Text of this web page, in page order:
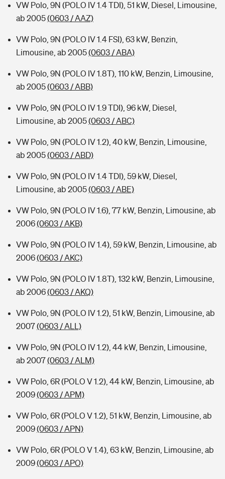
VW Polo, 9N (POLO IV 1.4 TDI), 51 kW, Diesel, Limousine,
ab 2005(0603 / AAZ)
VW Polo, 9N (POLO IV 1.4 FSI), 63 kW, Benzin,
Limousine, ab 2005(0603 / ABA)
VW Polo, 9N (POLO IV 1.8T), 110 kW, Benzin, Limousine,
ab 2005(0603 / ABB)
VW Polo, 9N (POLO IV 1.9 TDI), 96 kW, Diesel,
Limousine, ab 2005(0603 / ABC)
VW Polo, 9N (POLO IV 1.2), 40 kW, Benzin, Limousine,
ab 2005(0603 / ABD)
VW Polo, 9N (POLO IV 1.4 TDI), 59 kW, Diesel,
Limousine, ab 2005(0603 / ABE)
VW Polo, 9N (POLO IV 1.6), 77 kW, Benzin, Limousine, ab
2006(0603 / AKB)
VW Polo, 9N (POLO IV 1.4), 59 kW, Benzin, Limousine, ab
2006(0603 / AKC)
VW Polo, 9N (POLO IV 1.8T), 132 kW, Benzin, Limousine,
ab 2006(0603 / AKQ)
VW Polo, 9N (POLO IV 1.2), 51 kW, Benzin, Limousine, ab
2007(0603 / ALL)
VW Polo, 9N (POLO IV 1.2), 44 kW, Benzin, Limousine,
ab 2007(0603 / ALM)
VW Polo, 6R (POLO V 1.2), 44 kW, Benzin, Limousine, ab
2009(0603 / APM)
VW Polo, 6R (POLO V 1.2), 51 kW, Benzin, Limousine, ab
2009(0603 / APN)
VW Polo, 6R (POLO V 1.4), 63 kW, Benzin, Limousine, ab
2009(0603 / APO)